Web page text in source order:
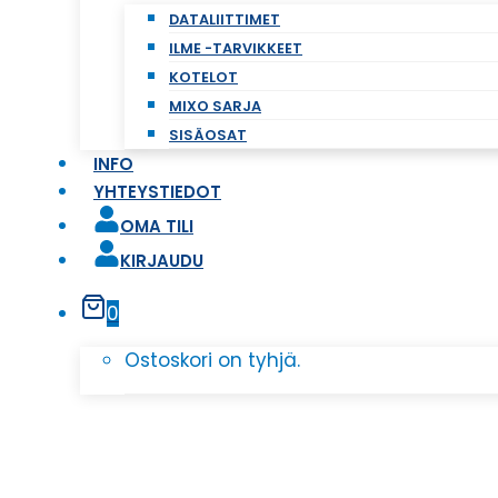
DATALIITTIMET
ILME -TARVIKKEET
KOTELOT
MIXO SARJA
SISÄOSAT
INFO
YHTEYSTIEDOT
OMA TILI
KIRJAUDU
0
Ostoskori on tyhjä.